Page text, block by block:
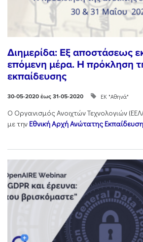
Διημερίδα: Εξ αποστάσεως
επόμενη μέρα. Η πρόκληση
εκπαίδευσης
30-05-2020 έως 31-05-2020 ΕΚ "Αθηνά"
Ο Οργανισμός Ανοιχτών Τεχνολογιών
με την Εθνική Αρχή Ανώτατης